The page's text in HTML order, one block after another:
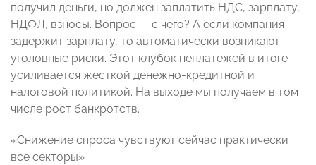
получил деньги, но должен заплатить НДС, зарплату,
НДФЛ, взносы. Вопрос — с чего? А если компания
задержит зарплату, то автоматически возникают
уголовные риски. Этот клубок неплатежей в итоге
усиливается жесткой денежно-кредитной и
налоговой политикой. На выходе мы получаем в том
числе рост банкротств.
«Снижение спроса чувствуют сейчас практически
все секторы»